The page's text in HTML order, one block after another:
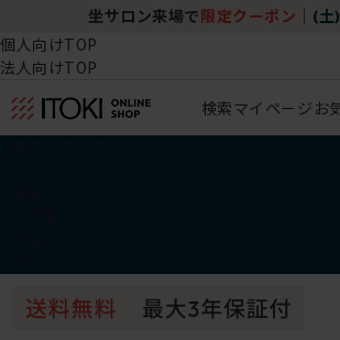
坐サロン来場で 限定クーポン (土
個人向けTOP
法人向けTOP
検索マイページ お